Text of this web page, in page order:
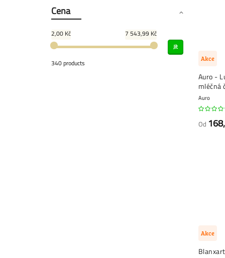
Akce
Auro -
mléčná
Auro
Od
Akce
Cena
2,00 Kč 7 543,99 Kč
Jít
340 products